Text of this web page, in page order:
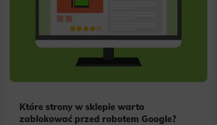
Które strony w sklepie warto
zablokować przed robotem Google?